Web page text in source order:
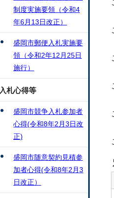
制度実施要領（令和4
年6月13日改正）
盛岡市郵便入札実施要
領（令和2年12月25日
施行）
入札心得等
盛岡市競争入札参加者
心得(令和8年2月3日改
正)
盛岡市随意契約見積参
加者心得(令和8年2月3
日改正）